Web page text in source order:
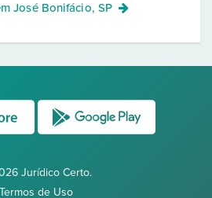
José Bonifácio, SP
Jurídico Certo.
Termos de Uso